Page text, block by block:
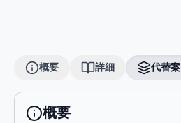
概要 詳細 代替案
概要